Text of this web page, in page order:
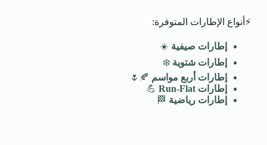
⚡أنواع الإطارات المتوفرة:
إطارات صيفية ☀️
إطارات شتوية ❄️
إطارات أربع مواسم 🍂🌷
إطارات Run-Flat
💪
إطارات رياضية 🏁